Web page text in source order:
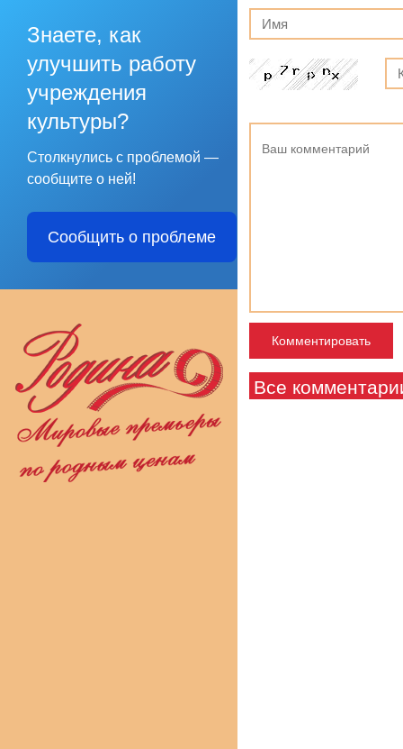
Знаете, как
улучшить работу
учреждения
культуры?
Столкнулись с проблемой —
сообщите о ней!
Сообщить о проблеме
Все